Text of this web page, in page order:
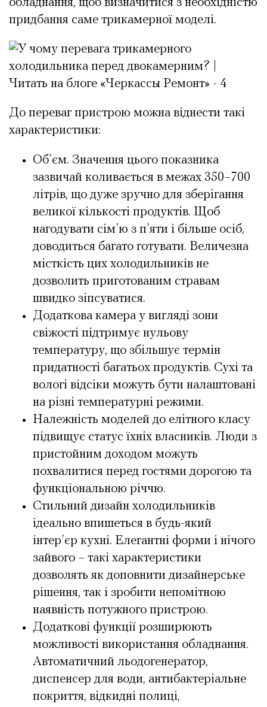
обладнання, щоб визначитися з необхідністю
придбання саме трикамерної моделі.
До переваг пристрою можна віднести такі
характеристики:
Об’єм. Значення цього показника
зазвичай коливається в межах 350–700
літрів, що дуже зручно для зберігання
великої кількості продуктів. Щоб
нагодувати сім’ю з п’яти і більше осіб,
доводиться багато готувати. Величезна
місткість цих холодильників не
дозволить приготованим стравам
швидко зіпсуватися.
Додаткова камера у вигляді зони
свіжості підтримує нульову
температуру, що збільшує термін
придатності багатьох продуктів. Сухі та
вологі відсіки можуть бути налаштовані
на різні температурні режими.
Належність моделей до елітного класу
підвищує статус їхніх власників. Люди з
пристойним доходом можуть
похвалитися перед гостями дорогою та
функціональною річчю.
Стильний дизайн холодильників
ідеально впишеться в будь-який
інтер’єр кухні. Елегантні форми і нічого
зайвого – такі характеристики
дозволять як доповнити дизайнерське
рішення, так і зробити непомітною
наявність потужного пристрою.
Додаткові функції розширюють
можливості використання обладнання.
Автоматичний льодогенератор,
диспенсер для води, антибактеріальне
покриття, відкидні полиці,